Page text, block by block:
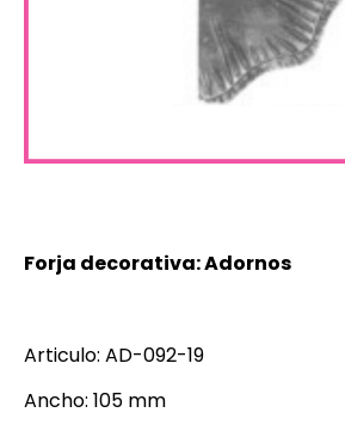
Forja decorativa: Adornos
Articulo: AD-092-19
Ancho: 105 mm